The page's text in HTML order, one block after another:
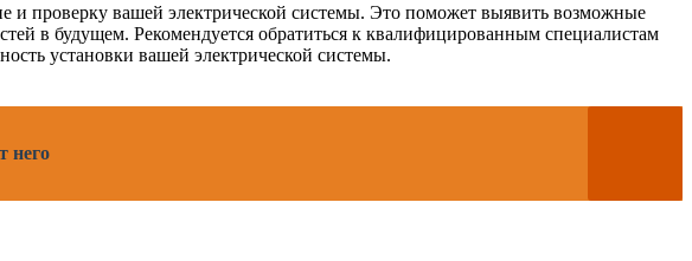
и проверку вашей электрической системы. Это поможет выявить возможные
в будущем. Рекомендуется обратиться к квалифицированным специалистам
установки вашей электрической системы.
него